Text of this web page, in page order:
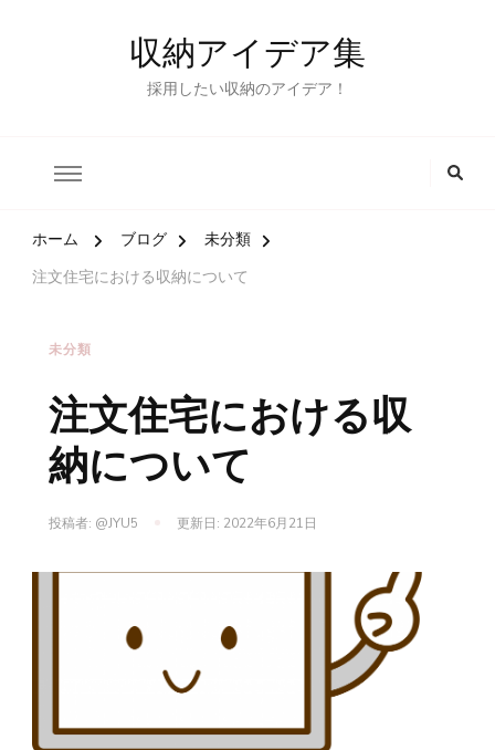
収納アイデア集
採用したい収納のアイデア！
ホーム ブログ
未分類
注文住宅における収納について
未分類
注文住宅における収
納について
投稿者: @JYU5 更新日: 2022年6月21日